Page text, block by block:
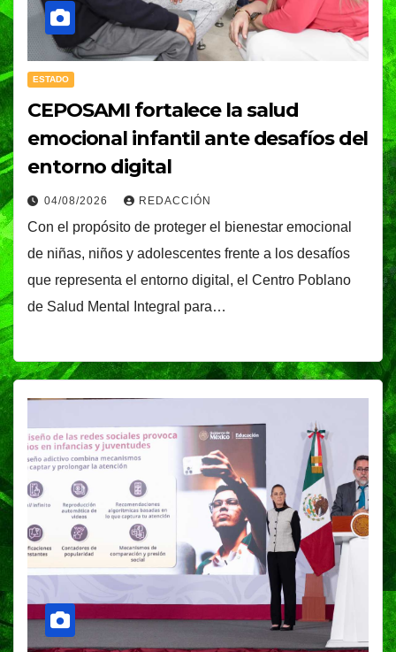
ESTADO
CEPOSAMI fortalece la salud
emocional infantil ante desafíos del
entorno digital
04/08/2026 REDACCIÓN
Con el propósito de proteger el bienestar emocional
de niñas, niños y adolescentes frente a los desafíos
que representa el entorno digital, el Centro Poblano
de Salud Mental Integral para…